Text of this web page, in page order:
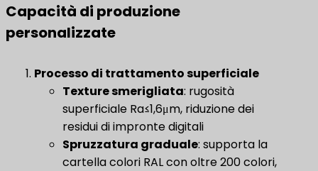
Capacità di produzione
personalizzate
Processo di trattamento superficiale
Texture smerigliata​: rugosità
superficiale Ra≤1,6μm, riduzione dei
residui di impronte digitali
Spruzzatura graduale​: supporta la
cartella colori RAL con oltre 200 colori,